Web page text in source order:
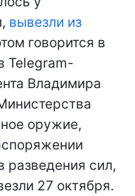
вывезли из
говорится в
Telegram-
Владимира
оружие,
разведения сил,
27 октября.